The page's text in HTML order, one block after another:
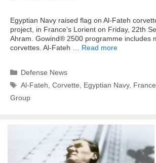
Egyptian Navy raised flag on Al-Fateh
project, in France’s Lorient on Friday, 22th
Ahram. Gowind® 2500 programme includes
corvettes. Al-Fateh … Read more
Categories
Defense News
Tags
Al-Fateh ,Corvette Egyptian Navy, France
Group